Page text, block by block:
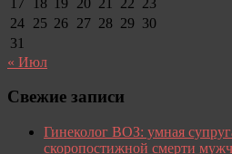
24 25 26 27 28 29 30
31
« Июл
Свежие записи
Гинеколог ВОЗ: умная
скоропостижной смерти